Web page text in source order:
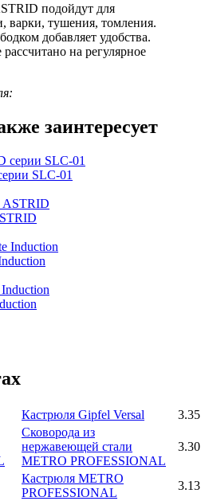
подойдут для
варки, тушения, томления.
добавляет удобства.
на регулярное
заинтересует
SLC-01
Кастрюля Gipfel Versal
3.35
Сковорода из
нержавеющей стали
METRO PROFESSIONAL
3.30
Кастрюля METRO
PROFESSIONAL
3.13